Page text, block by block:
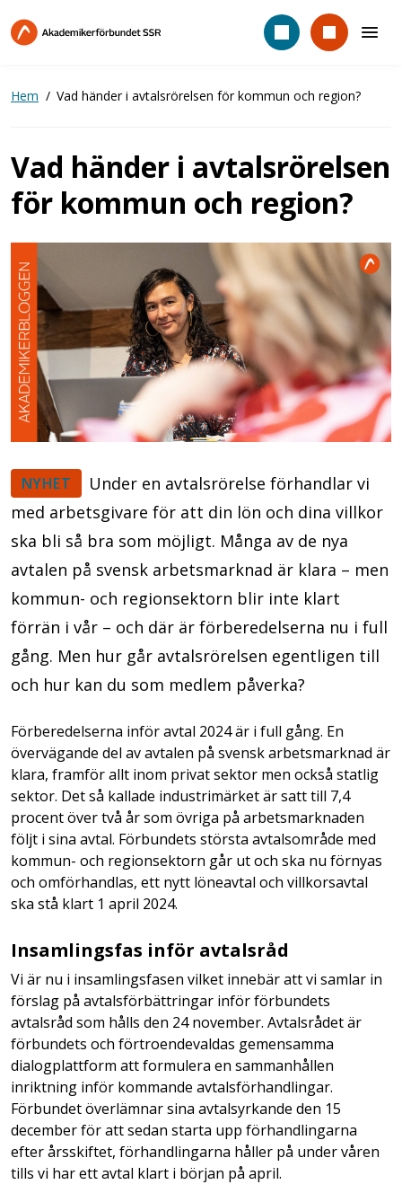
till
Hem Vad händer i avtalsrörelsen för kommun och region?
Vad händer i avtalsrörelsen
för kommun och region?
NYHET
Under en avtalsrörelse förhandlar vi
med arbetsgivare för att din lön och dina villkor
ska bli så bra som möjligt. Många av de nya
avtalen på svensk arbetsmarknad är klara – men
kommun- och regionsektorn blir inte klart
förrän i vår – och där är förberedelserna nu i full
gång. Men hur går avtalsrörelsen egentligen till
och hur kan du som medlem påverka?
Förberedelserna inför avtal 2024 är i full gång. En
övervägande del av avtalen på svensk arbetsmarknad är
klara, framför allt inom privat sektor men också statlig
sektor. Det så kallade industrimärket är satt till 7,4
procent över två år som övriga på arbetsmarknaden
följt i sina avtal. Förbundets största avtalsområde med
kommun- och regionsektorn går ut och ska nu förnyas
och omförhandlas, ett nytt löneavtal och villkorsavtal
ska stå klart 1 april 2024.
Insamlingsfas inför avtalsråd
Vi är nu i insamlingsfasen vilket innebär att vi samlar in
förslag på avtalsförbättringar inför förbundets
avtalsråd som hålls den 24 november. Avtalsrådet är
förbundets och förtroendevaldas gemensamma
dialogplattform att formulera en sammanhållen
inriktning inför kommande avtalsförhandlingar.
Förbundet överlämnar sina avtalsyrkande den 15
december för att sedan starta upp förhandlingarna
efter årsskiftet, förhandlingarna håller på under våren
tills vi har ett avtal klart i början på april.